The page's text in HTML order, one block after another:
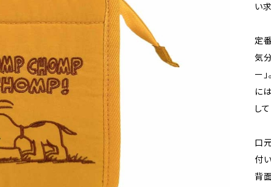
い
定
気
ー
に
し
口
付
背